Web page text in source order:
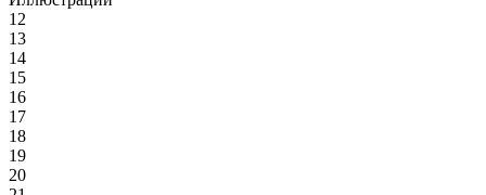
12
13
14
15
16
17
18
19
20